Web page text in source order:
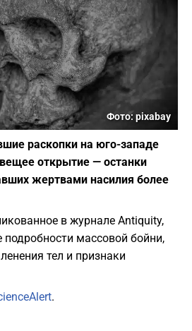
Фото: pixabay
раскопки на юго-западе
открытие — останки
жертвами насилия более
в журнале Antiquity,
массовой бойни,
тел и признаки
.